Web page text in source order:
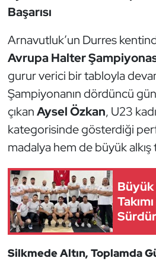
Başarısı
Arnavutluk’un Durres
Avrupa Halter
gurur verici bir tabloyla
Şampiyonanın dördüncü
çıkanAysel Özkan, U23
kategorisinde gösterdiği
madalya hem de büyük alkış
Silkmede Altın, Toplamda
Dövüş Sanatı
E-Spor
Eskrim
Futbol
Futsal
Golf
Güreş
Halter